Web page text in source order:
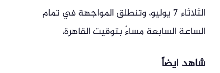
الثلاثاء 7 يوليو، وتنطلق المواجهة في تمام
الساعة السابعة مساءً بتوقيت القاهرة،
شاهد ايضاً